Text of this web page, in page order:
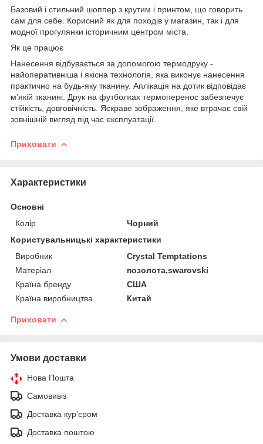
Базовий і стильний шоппер з крутим і принтом, що говорить
сам для себе. Корисний як для походів у магазин, так і для
модної прогулянки історичним центром міста.
Як це працює
Нанесення відбувається за допомогою термодруку -
найоперативніша і якісна технологія, яка виконує нанесення
практично на будь-яку тканину. Аплікація на дотик відповідає
м'якій тканині. Друк на футболках термоперенос забезпечує
стійкість, довговічність. Яскраве зображення, яке втрачає свій
зовнішній вигляд під час експлуатації.
Приховати
Характеристики
Основні
Колір
Чорний
Користувальницькі характеристики
Виробник
Crystal Temptations
Матеріал
позолота,swarovski
Країна бренду
США
Країна виробництва
Китай
Приховати
Умови доставки
Нова Пошта
Самовивіз
Доставка кур'єром
Доставка поштою